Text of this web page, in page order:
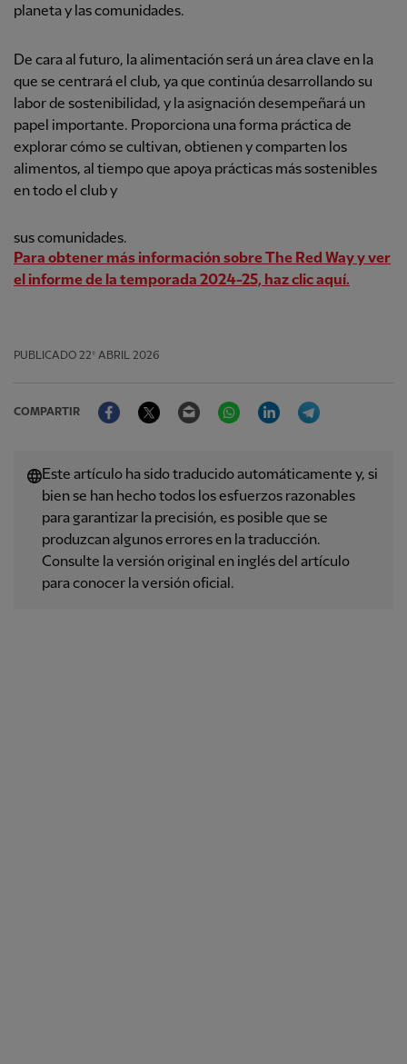
planeta y las comunidades.
De cara al futuro, la alimentación será un área clave en la
que se centrará el club, ya que continúa desarrollando su
labor de sostenibilidad, y la asignación desempeñará un
papel importante. Proporciona una forma práctica de
explorar cómo se cultivan, obtienen y comparten los
alimentos, al tiempo que apoya prácticas más sostenibles
en todo el club y
sus comunidades.
Para obtener más información sobre The Red Way y ver
el informe de la temporada 2024-25, haz clic aquí.
PUBLICADO 22º ABRIL 2026
COMPARTIR
FacebookTwitter Email WhatsAppLinkedIn
Este artículo ha sido traducido automáticamente y, si
bien se han hecho todos los esfuerzos razonables
para garantizar la precisión, es posible que se
produzcan algunos errores en la traducción.
Consulte la versión original en inglés del artículo
para conocer la versión oficial.